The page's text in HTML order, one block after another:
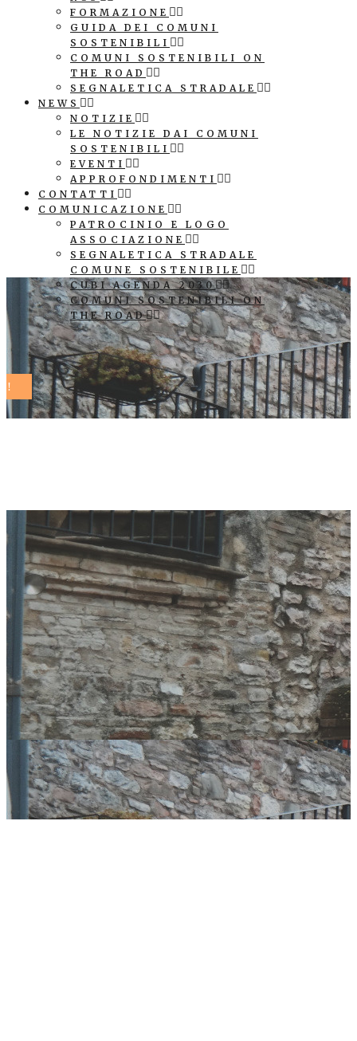
FORMAZIONE
GUIDA DEI COMUNI
SOSTENIBILI
COMUNI SOSTENIBILI ON
THE ROAD
SEGNALETICA STRADALE
NEWS
NOTIZIE
LE NOTIZIE DAI COMUNI
SOSTENIBILI
EVENTI
APPROFONDIMENTI
CONTATTI
COMUNICAZIONE
PATROCINIO E LOGO
ASSOCIAZIONE
SEGNALETICA STRADALE
COMUNE SOSTENIBILE
CUBI AGENDA 2030
COMUNI SOSTENIBILI ON
THE ROAD